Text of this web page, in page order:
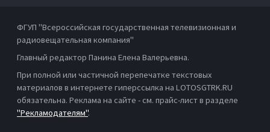
ФГУП "Всероссийская государственная телевизионная и
радиовещательная компания"
Главный редактор Панина Елена Валерьевна.
При полной или частичной перепечатке текстовых
материалов в интернете гиперссылка на LOTOSGTRK.RU
обязательна. Реклама на сайте - см. прайс-лист в разделе
"Рекламодателям".